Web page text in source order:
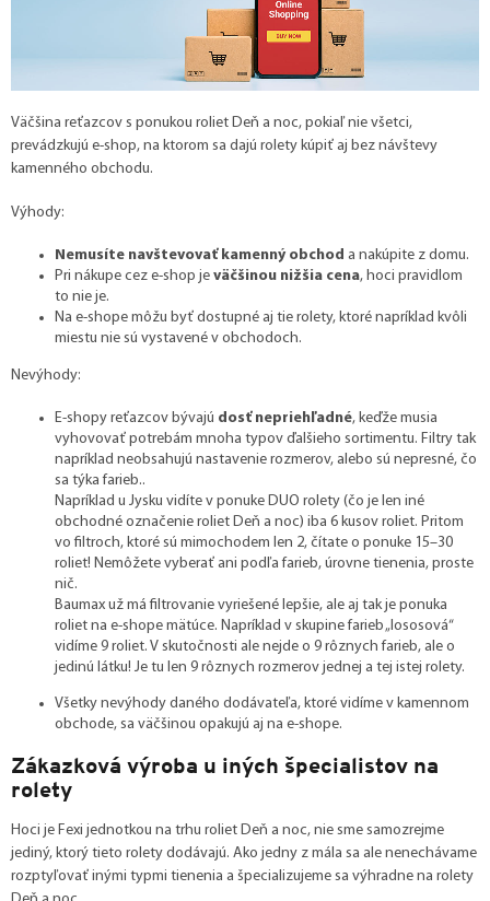
Väčšina reťazcov s ponukou roliet Deň a noc, pokiaľ nie všetci,
prevádzkujú e-shop, na ktorom sa dajú rolety kúpiť aj bez návštevy
kamenného obchodu.
Výhody:
Nemusíte navštevovať kamenný obchod a nakúpite z domu.
Pri nákupe cez e-shop je väčšinou nižšia cena, hoci pravidlom
to nie je.
Na e-shope môžu byť dostupné aj tie rolety, ktoré napríklad kvôli
miestu nie sú vystavené v obchodoch.
Nevýhody:
E-shopy reťazcov bývajú dosť nepriehľadné, keďže musia
vyhovovať potrebám mnoha typov ďalšieho sortimentu. Filtry tak
napríklad neobsahujú nastavenie rozmerov, alebo sú nepresné, čo
sa týka farieb..
Napríklad u Jysku vidíte v ponuke DUO rolety (čo je len iné
obchodné označenie roliet Deň a noc) iba 6 kusov roliet. Pritom
vo filtroch, ktoré sú mimochodem len 2, čítate o ponuke 15–30
roliet! Nemôžete vyberať ani podľa farieb, úrovne tienenia, proste
nič.
Baumax už má filtrovanie vyriešené lepšie, ale aj tak je ponuka
roliet na e-shope mätúce. Napríklad v skupine farieb „lososová“
vidíme 9 roliet. V skutočnosti ale nejde o 9 rôznych farieb, ale o
jedinú látku! Je tu len 9 rôznych rozmerov jednej a tej istej rolety.
Všetky nevýhody daného dodávateľa, ktoré vidíme v kamennom
obchode, sa väčšinou opakujú aj na e-shope.
Zákazková výroba u iných špecialistov na
rolety
Hoci je Fexi jednotkou na trhu roliet Deň a noc, nie sme samozrejme
jediný, ktorý tieto rolety dodávajú. Ako jedny z mála sa ale nenechávame
rozptyľovať inými typmi tienenia a špecializujeme sa výhradne na rolety